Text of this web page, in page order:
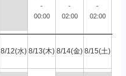
-
00:00
-
02:00
-
02:00
8/12(水) 8/13(木) 8/14(金) 8/15(土)